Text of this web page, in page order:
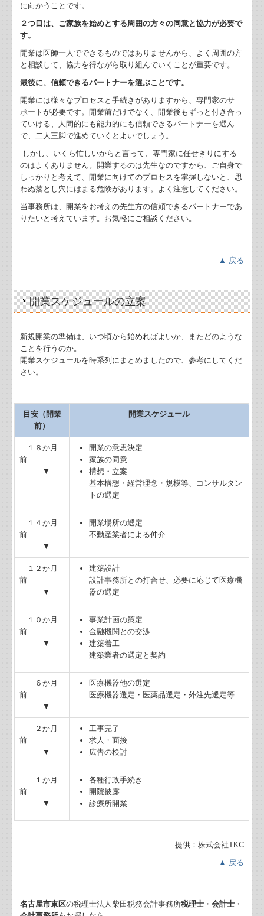
令和8年度税制改正における貸付用不動産の評価方法の見
令和8年度税制改正による基礎控除額等の引上げについて
インボイス制度の経過措置の見直しについて
(続)負担付き贈与の要注意点
海外の事業者からクラウドサービスの提供
賃上げ促進税制の改正について
インボイス制度、古物商特例について
孫養子の相続は2割加算の対象、生前贈与が効果的
令和8年に終了するインボイスの経過措置について
事前確定届出給与を支給する場合の取扱い
贈与の証拠を確実にする方法
輸出取引の免税について
事業者がキャッシュレス決済をした時の記帳について
相続税のかからない保険契約の賢い方法
相続時精算課税制度の基本的なしくみ
補助金・助成金・融資情報
病院・診療所の皆様へ
関与先向け融資商品ご紹介
経営者お役立ち情報
TKCシステムQ&A
経営革新等支援機関とは
経営改善オンデマンド講座
戦略販売・購買情報システム
名古屋市東区の税理士法人柴田税務会計事務所税理士 ・会計士 ・
に向かうことです。
２つ目は、ご家族を始めとする周囲の方々の同意と協力が必要で
す。
開業は医師一人でできるものではありませんから、よく周囲の方
と相談して、協力を得ながら取り組んでいくことが重要です。
最後に、信頼できるパートナーを選ぶことです。
開業には様々なプロセスと手続きがありますから、専門家のサ
ポートが必要です。開業前だけでなく、開業後もずっと付き合っ
ていける、人間的にも能力的にも信頼できるパートナーを選ん
で、二人三脚で進めていくとよいでしょう。
しかし、いくら忙しいからと言って、専門家に任せきりにする
のはよくありません。開業するのは先生なのですから、ご自身で
しっかりと考えて、開業に向けてのプロセスを掌握しないと、思
わぬ落とし穴にはまる危険があります。よく注意してください。
当事務所は、開業をお考えの先生方の信頼できるパートナーであ
りたいと考えています。お気軽にご相談ください。
▲ 戻る
開業スケジュールの立案
新規開業の準備は、いつ頃から始めればよいか、またどのような
ことを行うのか。
開業スケジュールを時系列にまとめましたので、参考にしてくだ
さい。
目安（開業
前）
開業スケジュール
１８か月
前
▼
開業の意思決定
家族の同意
構想・立案
基本構想・経営理念・規模等、コンサルタン
トの選定
１４か月
前
▼
開業場所の選定
不動産業者による仲介
１２か月
前
▼
建築設計
設計事務所との打合せ、必要に応じて医療機
器の選定
１０か月
前
▼
事業計画の策定
金融機関との交渉
建築着工
建築業者の選定と契約
６か月
前
▼
医療機器他の選定
医療機器選定・医薬品選定・外注先選定等
２か月
前
▼
工事完了
求人・面接
広告の検討
１か月
前
▼
各種行政手続き
開院披露
診療所開業
提供：株式会社TKC
▲ 戻る